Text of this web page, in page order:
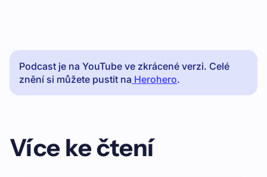
Podcast je na YouTube ve zkrácené verzi. Celé
znění si můžete pustit na Herohero.
Více ke čtení